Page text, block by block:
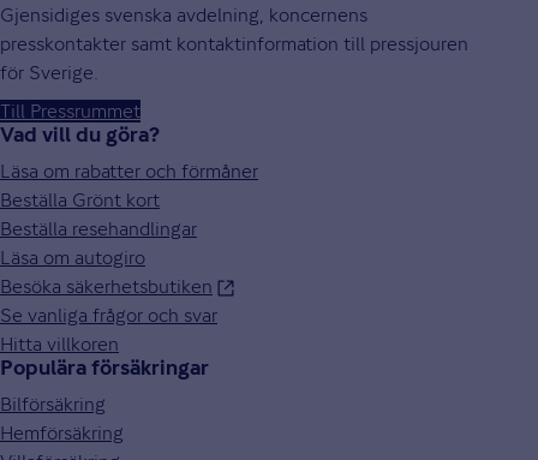
Gjensidiges svenska avdelning, koncernens
presskontakter samt kontaktinformation till pressjouren
för Sverige.
Till Pressrummet
Vad vill du göra?
Läsa om rabatter och förmåner
Beställa Grönt kort
Beställa resehandlingar
Läsa om autogiro
Besöka säkerhetsbutiken
Se vanliga frågor och svar
Hitta villkoren
Populära försäkringar
Bilförsäkring
Hemförsäkring